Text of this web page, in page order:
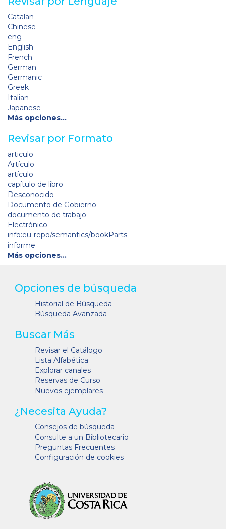
Catalan
Chinese
eng
English
French
German
Germanic
Greek
Italian
Japanese
Más opciones…
Revisar por Formato
articulo
Artículo
artículo
capítulo de libro
Desconocido
Documento de Gobierno
documento de trabajo
Electrónico
info:eu-repo/semantics/bookParts
informe
Más opciones…
Opciones de búsqueda
Historial de Búsqueda
Búsqueda Avanzada
Buscar Más
Revisar el Catálogo
Lista Alfabética
Explorar canales
Reservas de Curso
Nuevos ejemplares
¿Necesita Ayuda?
Consejos de búsqueda
Consulte a un Bibliotecario
Preguntas Frecuentes
Configuración de cookies